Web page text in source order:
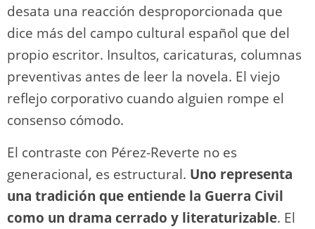
desata una reacción desproporcionada que
dice más del campo cultural español que del
propio escritor. Insultos, caricaturas, columnas
preventivas antes de leer la novela. El viejo
reflejo corporativo cuando alguien rompe el
consenso cómodo.
El contraste con Pérez-Reverte no es
generacional, es estructural. Uno representa
una tradición que entiende la Guerra Civil
como un drama cerrado y literaturizable. El